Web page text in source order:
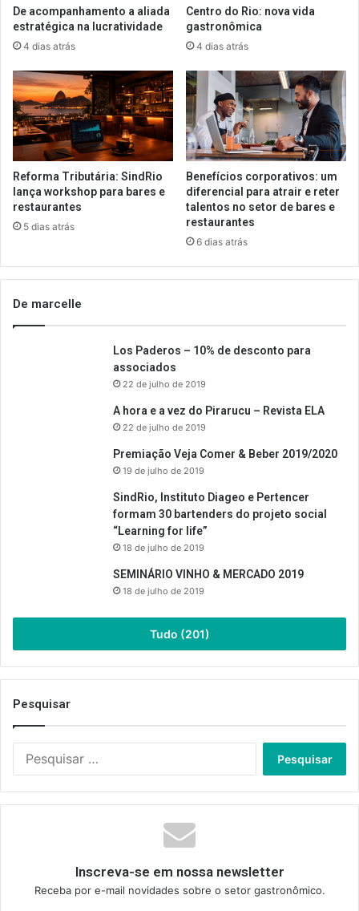
De acompanhamento a aliada
estratégica na lucratividade
4 dias atrás
Centro do Rio: nova vida
gastronômica
4 dias atrás
Reforma Tributária: SindRio
lança workshop para bares e
restaurantes
5 dias atrás
Benefícios corporativos: um
diferencial para atrair e reter
talentos no setor de bares e
restaurantes
6 dias atrás
De marcelle
Los Paderos – 10% de desconto para
associados
22 de julho de 2019
A hora e a vez do Pirarucu – Revista ELA
22 de julho de 2019
Premiação Veja Comer & Beber 2019/2020
19 de julho de 2019
SindRio, Instituto Diageo e Pertencer
formam 30 bartenders do projeto social
“Learning for life”
18 de julho de 2019
SEMINÁRIO VINHO & MERCADO 2019
18 de julho de 2019
Tudo (201)
Pesquisar
Inscreva-se em nossa newsletter
Receba por e-mail novidades sobre o setor gastronômico.